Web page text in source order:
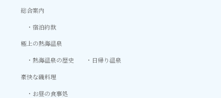
総合案内
宿泊約款
極上の熱海温泉
熱海温泉の歴史
日帰り温泉
豪快な磯料理
お昼の食事処